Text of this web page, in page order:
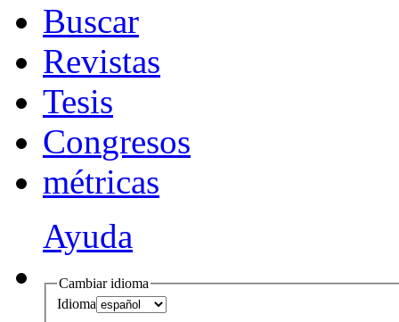
Buscar
Revistas
Tesis
Congresos
métricas
Ayuda
Cambiar idioma
Idioma